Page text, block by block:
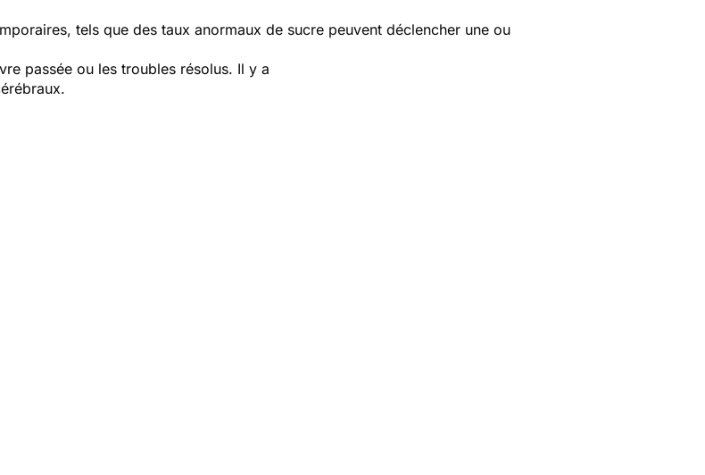
tels que des taux anormaux de sucre peuvent déclencher une ou
passée ou les troubles résolus. Il y a